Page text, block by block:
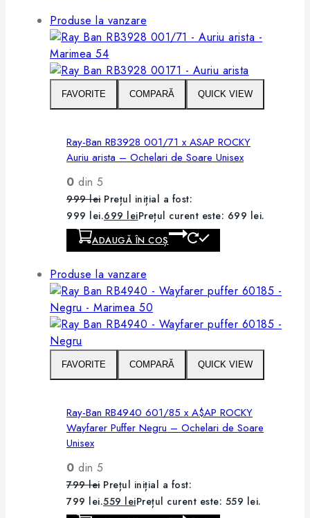
Produse la vanzare
FAVORITE COMPARĂ QUICK VIEW
Ray-Ban RB3928 001/71 x ASAP ROCKY
Auriu arista – Ochelari de Soare Unisex
0 din 5
999lei Prețul inițial a fost:
999 lei.699 leiPrețul curent este: 699 lei.
ADAUGĂ ÎN COȘ
Produse la vanzare
FAVORITE COMPARĂ QUICK VIEW
Ray-Ban RB4940 601/85 x A$AP ROCKY
Wayfarer Puffer Negru – Ochelari de Soare
Unisex
0 din 5
799lei Prețul inițial a fost:
799 lei.559 leiPrețul curent este: 559 lei.